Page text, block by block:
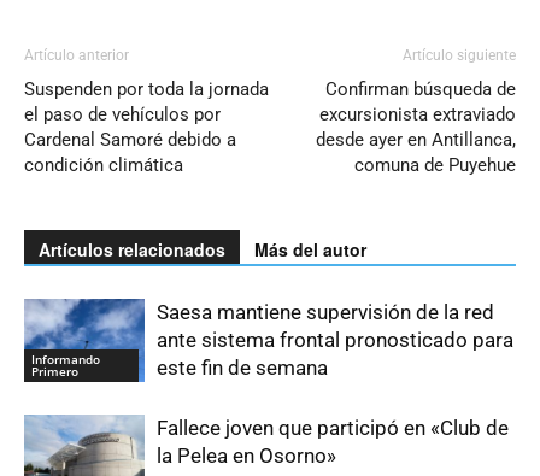
Artículo anterior
Suspenden por toda la jornada
el paso de vehículos por
Cardenal Samoré debido a
condición climática
Artículo siguiente
Confirman búsqueda de
excursionista extraviado
desde ayer en Antillanca,
comuna de Puyehue
Artículos relacionados Más del autor
Informando
Primero
Saesa mantiene supervisión de la red
ante sistema frontal pronosticado para
este fin de semana
Fallece joven que participó en «Club de
la Pelea en Osorno»